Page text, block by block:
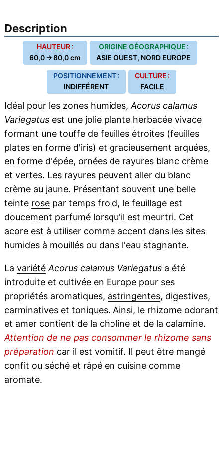
Description
HAUTEUR :
60,0 → 80,0 cm
ORIGINE GÉOGRAPHIQUE :
ASIE OUEST, NORD EUROPE
POSITIONNEMENT :
INDIFFÉRENT
CULTURE :
FACILE
Idéal pour les zones humides, Acorus calamus
Variegatusest une jolie plante herbacée vivace
formant une touffe de feuillesétroites (feuilles
plates en forme d'iris) et gracieusement arquées,
en forme d'épée, ornées de rayures blanc crème
et vertes. Les rayures peuvent aller du blanc
crème au jaune. Présentant souvent une belle
teinte rosepar temps froid, le feuillage est
doucement parfumé lorsqu'il est meurtri. Cet
acore est à utiliser comme accent dans les sites
humides à mouillés ou dans l'eau stagnante.
La variété Acorus calamus Variegatusa été
introduite et cultivée en Europe pour ses
propriétés aromatiques, astringentes, digestives,
carminativeset toniques. Ainsi, le rhizomeodorant
et amer contient de la cholineet de la calamine.
Attention de ne pas consommer le rhizome sans
préparation car il est vomitif. Il peut être mangé
confit ou séché et râpé en cuisine comme
aromate.